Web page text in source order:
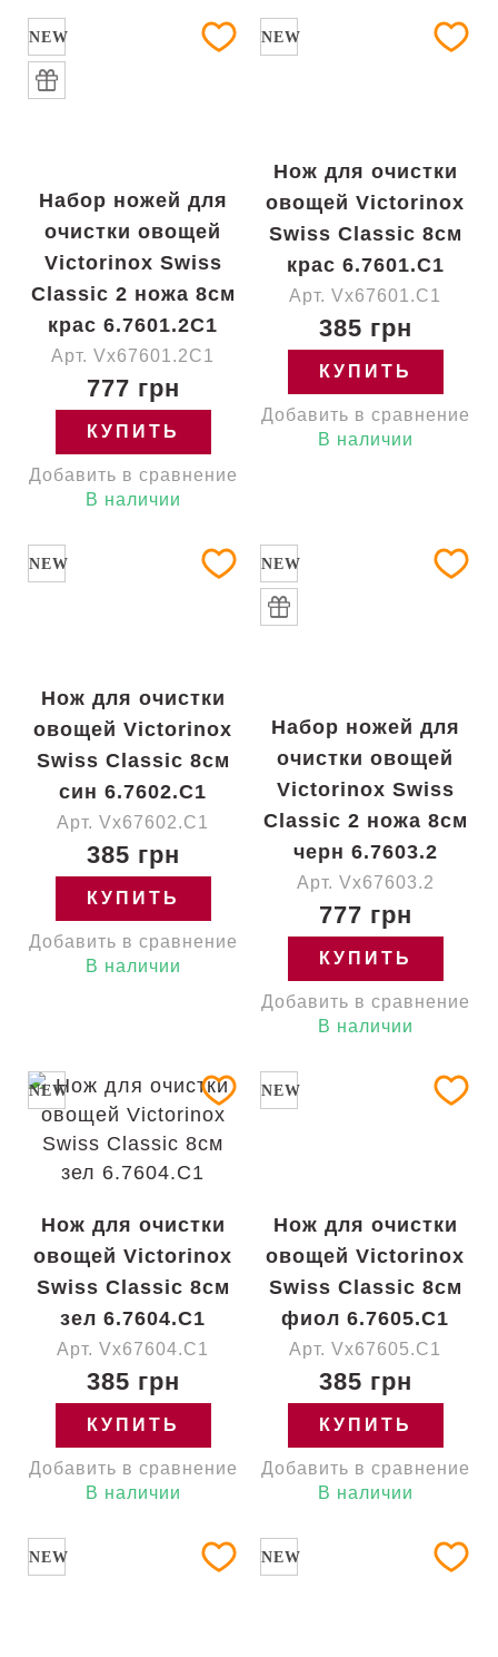
NEW
Набор ножей для
очистки овощей
Victorinox Swiss
Classic 2 ножа 8см
крас 6.7601.2C1
Арт. Vx67601.2C1
777 грн
КУПИТЬ
Добавить в сравнение
В наличии
NEW
Нож для очистки
овощей Victorinox
Swiss Classic 8см
крас 6.7601.C1
Арт. Vx67601.C1
385 грн
КУПИТЬ
Добавить в сравнение
В наличии
NEW
Нож для очистки
овощей Victorinox
Swiss Classic 8см
син 6.7602.C1
Арт. Vx67602.C1
385 грн
КУПИТЬ
Добавить в сравнение
В наличии
NEW
Набор ножей для
очистки овощей
Victorinox Swiss
Classic 2 ножа 8см
черн 6.7603.2
Арт. Vx67603.2
777 грн
КУПИТЬ
Добавить в сравнение
В наличии
NEW
Нож для очистки
овощей Victorinox
Swiss Classic 8см
зел 6.7604.C1
Арт. Vx67604.C1
385 грн
КУПИТЬ
Добавить в сравнение
В наличии
NEW
Нож для очистки
овощей Victorinox
Swiss Classic 8см
фиол 6.7605.C1
Арт. Vx67605.C1
385 грн
КУПИТЬ
Добавить в сравнение
В наличии
NEW NEW